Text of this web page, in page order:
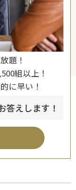
題！
組以上！
に早い！
答えします！